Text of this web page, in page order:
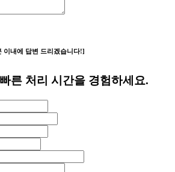
이내에 답변 드리겠습니다!]
른 처리 시간을 경험하세요.